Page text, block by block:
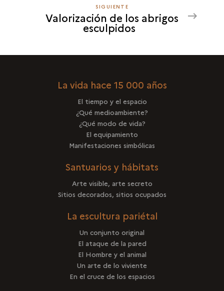
LOS
ABRIGOS
ESCULPIDOS
SIGUIENTE
VALORIZACIÓN
DE
ABRIGOS
SIGUIENTE
Valorización de los abrigos
esculpidos
La vida hace 15 000 años
El tiempo y el espacio
¿Qué medioambiente?
¿Qué modo de vida?
El equipamiento
Manifestaciones simbólicas
Santuarios y hábitats
Arte visible, arte secreto
Sitios decorados, sitios ocupados
La escultura pariétal
Un conjunto original
El ataque de la pared
El Hombre y el animal
Un arte de lo viviente
En el cruce de los espacios